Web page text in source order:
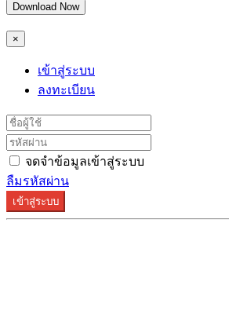
Download Now
×
เข้าสู่ระบบ
ลงทะเบียน
จดจำข้อมูลเข้าสู่ระบบ
ลืมรหัสผ่าน
เข้าสู่ระบบ